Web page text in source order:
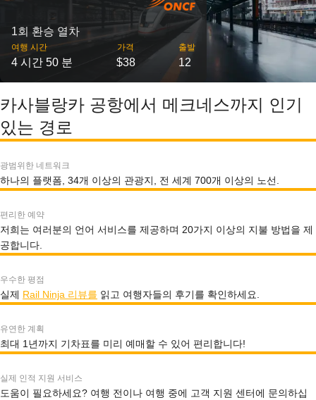
1회 환승 열차
여행 시간
4 시간 50 분
가격
$38
출발
12
카사블랑카 공항에서 메크네스까지 인기
있는 경로
광범위한 네트워크
하나의 플랫폼, 34개 이상의 관광지, 전 세계 700개 이상의 노선.
편리한 예약
저희는 여러분의 언어 서비스를 제공하며 20가지 이상의 지불 방법을 제
공합니다.
우수한 평점
실제 Rail Ninja 리뷰를 읽고 여행자들의 후기를 확인하세요.
유연한 계획
최대 1년까지 기차표를 미리 예매할 수 있어 편리합니다!
실제 인적 지원 서비스
도움이 필요하세요? 여행 전이나 여행 중에 고객 지원 센터에 문의하십